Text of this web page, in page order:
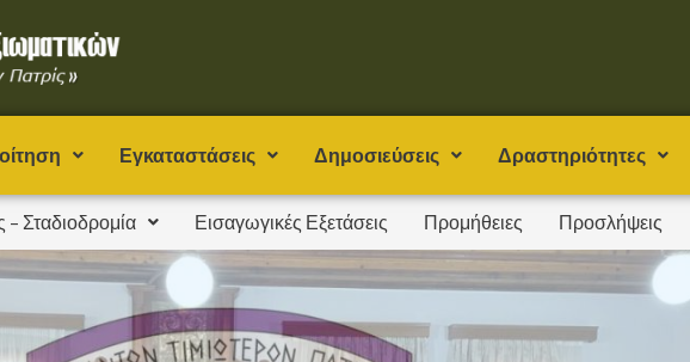
Εγκαταστάσεις Δημοσιεύσεις Δραστηριότητες
– Σταδιοδρομία Εισαγωγικές Εξετάσεις Προμήθειες Προσλήψεις